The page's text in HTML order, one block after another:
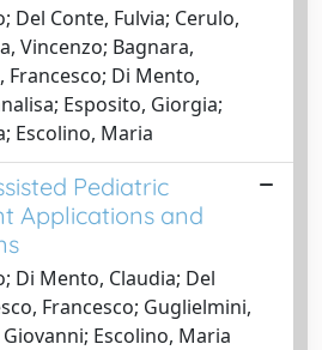
Del Conte, Fulvia; Cerulo,
Vincenzo; Bagnara,
Francesco; Di Mento,
Esposito, Giorgia;
Escolino, Maria
Pediatric
Applications and
Di Mento, Claudia; Del
Francesco; Guglielmini,
Escolino, Maria